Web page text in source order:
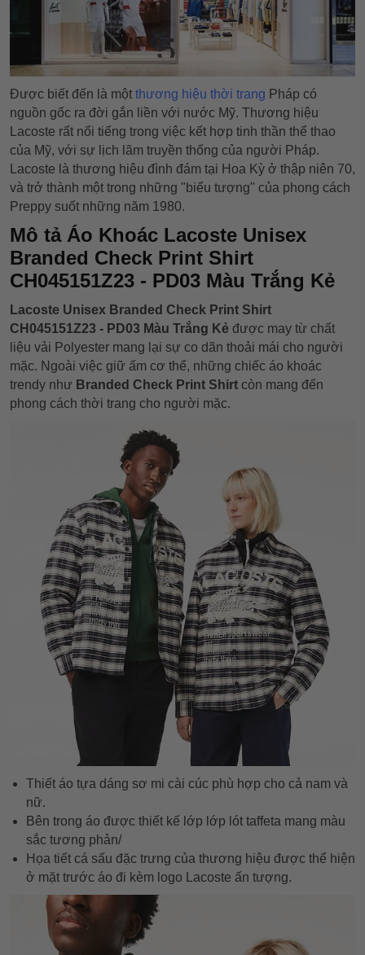
Được biết đến là một thương hiệu thời trang Pháp có
nguồn gốc ra đời gắn liền với nước Mỹ. Thương hiệu
Lacoste rất nổi tiếng trong việc kết hợp tinh thần thể thao
của Mỹ, với sự lịch lãm truyền thống của người Pháp.
Lacoste là thương hiệu đình đám tại Hoa Kỳ ở thập niên 70,
và trở thành một trong những "biểu tượng" của phong cách
Preppy suốt những năm 1980.
Mô tả Áo Khoác Lacoste Unisex
Branded Check Print Shirt
CH045151Z23 - PD03 Màu Trắng Kẻ
Lacoste Unisex Branded Check Print Shirt
CH045151Z23 - PD03 Màu Trắng Kẻ được may từ chất
liệu vải Polyester mang lại sự co dãn thoải mái cho người
mặc. Ngoài việc giữ ấm cơ thể, những chiếc áo khoác
trendy như Branded Check Print Shirt còn mang đến
phong cách thời trang cho người mặc.
Thiết áo tựa dáng sơ mi cài cúc phù hợp cho cả nam và
nữ.
Bên trong áo được thiết kế lớp lớp lót taffeta mang màu
sắc tương phản/
Họa tiết cá sấu đặc trưng của thương hiệu được thể hiện
ở mặt trước áo đi kèm logo Lacoste ấn tượng.